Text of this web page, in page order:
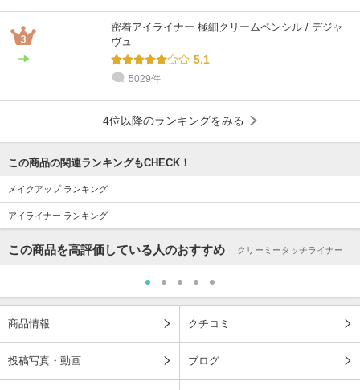
密着アイライナー 極細クリームペンシル / デジャ
ヴュ
5.1
5029件
4位以降のランキングをみる
この商品の関連ランキングもCHECK！
メイクアップ ランキング
アイライナー ランキング
この商品を高評価している人のおすすめ クリーミータッチライナー
商品情報 クチコミ
投稿写真・動画 ブログ